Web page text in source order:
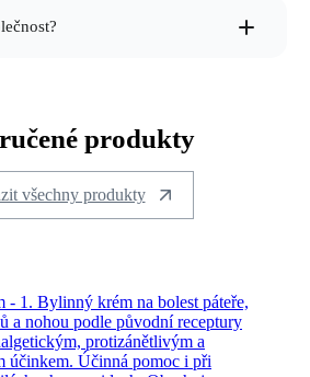
zákazníci
produkty
všechny produkty